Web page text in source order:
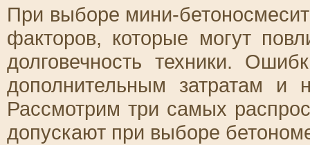
При выборе мини-
факторов, которые могут
долговечность техники.
дополнительным затратам и
Рассмотрим три самых
допускают при выборе